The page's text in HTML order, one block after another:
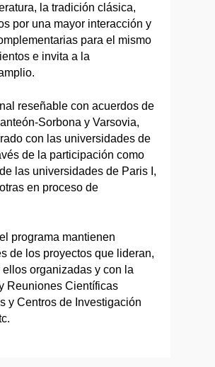
la tradición clásica,
por una mayor interacción y
para el mismo
e invita a la
reseñable con acuerdos de
Sorbona y Varsovia,
con las universidades de
de la participación como
las universidades de Paris I,
en proceso de
programa mantienen
de los proyectos que lideran,
organizadas y con la
Reuniones Científicas
y Centros de Investigación